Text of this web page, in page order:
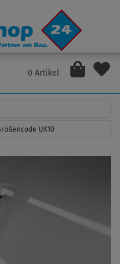
0 Artikel
UK10